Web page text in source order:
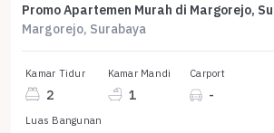
Promo Apartemen Murah di Margorejo,
Margorejo, Surabaya
Kamar Tidur
2
Kamar Mandi
1
Carport
-
Luas Bangunan